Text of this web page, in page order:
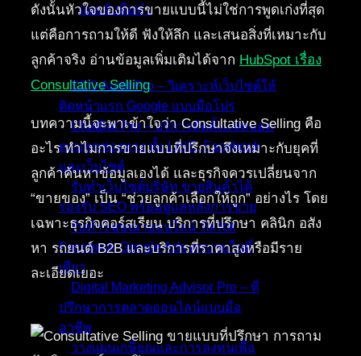
แบบจับมือทำ
บริการของเรา
SEO Audit Pro – วิเคราะห์เว็บไซต์ให้
ติดหน้าแรก Google แบบมือโปร
ChatBot Pro – บริการติดตั้งแชทบอท
ครบทุกช่องทาง ทั้ง LINE, Facebook
และเว็บไซต์
รับทำเว็บไซต์บริษัท ขายสินค้าได้
รองรับ SEO พร้อมดูแลหลังการขาย
รับทำโฆษณาออนไลน์ TikTok
Facebook Google Ads ครบจบในที่
เดียว
Digital Marketing Advisor Pro – ที่
ปรึกษาการตลาดออนไลน์แบบมือ
อาชีพ
วางแผนเกษียณและการลงทุนเพื่อ
ดังนั้นหัวใจของการขายแบบนี้ไม่ใช่การพูดเก่งที่สุด
แต่คือการถามให้ดี ฟังให้ลึก และเสนอสิ่งที่เหมาะกับ
ลูกค้าจริง อ่านข้อมูลเพิ่มเติมได้จาก HubSpot เรื่อง
Consultative Selling
บทความนี้จะพาเข้าใจว่า Consultative Selling คือ
อะไร ทำไมการขายแบบที่ปรึกษาจึงเหมาะกับยุคที่
ลูกค้าค้นหาข้อมูลเองได้ และธุรกิจควรเปลี่ยนจาก
“ขายของ” เป็น “ช่วยลูกค้าเลือกให้ถูก” อย่างไร โดย
เฉพาะธุรกิจคอร์สเรียน บริการที่ปรึกษา คลินิก อสัง
หา รถยนต์ B2B และบริการที่ราคาสูงหรือมีราย
ละเอียดเยอะ